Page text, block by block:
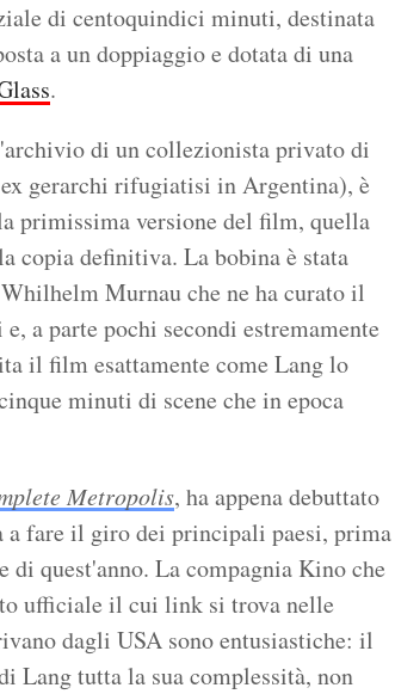
di centoquindici minuti, destinata
a un doppiaggio e dotata di una
.
di un collezionista privato di
gerarchi rifugiatisi in Argentina), è
primissima versione del film, quella
copia definitiva. La bobina è stata
Murnau che ne ha curato il
a parte pochi secondi estremamente
il film esattamente come Lang lo
minuti di scene che in epoca
Metropolis, ha appena debuttato
a fare il giro dei principali paesi, prima
quest'anno. La compagnia Kino che
ufficiale il cui link si trova nelle
dagli USA sono entusiastiche: il
Lang tutta la sua complessità, non